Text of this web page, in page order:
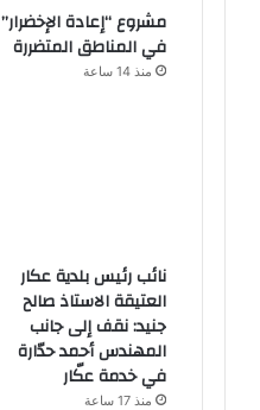
مشروع “إعادة الإخضرار”
في المناطق المتضررة
منذ 14 ساعة
نائب رئيس بلدية عكار
العتيقة الاستاذ صالح
جنيد: نقف إلى جانب
المهندس أحمد حدّارة
في خدمة عكّار
منذ 17 ساعة